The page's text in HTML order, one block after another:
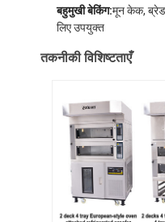
बहुमुखी बेकिंग:मून केक,
लिए उपयुक्त
तकनीकी विशिष्टताएँ